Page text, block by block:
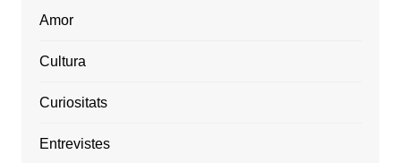
Amor
Cultura
Curiositats
Entrevistes